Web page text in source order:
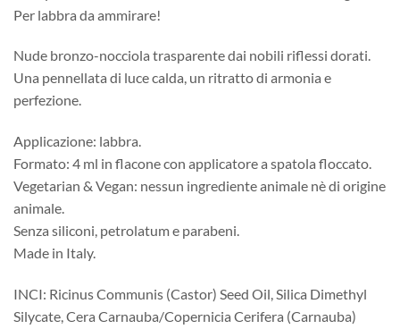
Per labbra da ammirare!
Nude bronzo-nocciola trasparente dai nobili riflessi dorati.
Una pennellata di luce calda, un ritratto di armonia e
perfezione.
Applicazione: labbra.
Formato: 4 ml in flacone con applicatore a spatola floccato.
Vegetarian & Vegan: nessun ingrediente animale nè di origine
animale.
Senza siliconi, petrolatum e parabeni.
Made in Italy.
INCI: Ricinus Communis (Castor) Seed Oil, Silica Dimethyl
Silycate, Cera Carnauba/Copernicia Cerifera (Carnauba)